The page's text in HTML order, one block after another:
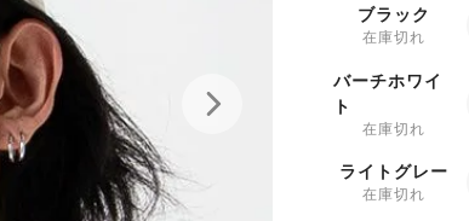
ブラック
在庫切れ
バーチホワイ
ト
在庫切れ
ライトグレー
在庫切れ